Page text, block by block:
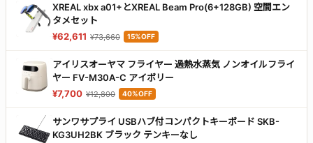
XREAL xbx a01+とXREAL Beam Pro(6+128GB) 空間エン
タメセット
¥62,611 ¥73,660 15%OFF
アイリスオーヤマ フライヤー 過熱水蒸気 ノンオイルフライ
ヤー FV-M30A-C アイボリー
¥7,700 ¥12,800 40%OFF
サンワサプライ USBハブ付コンパクトキーボード SKB-
KG3UH2BK ブラック テンキーなし